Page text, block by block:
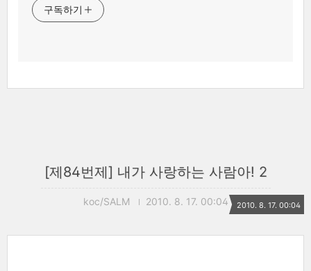
구독하기
[제84번제] 내가 사랑하는 사람아! 2
koc/SALM 2010. 8. 17. 00:04 2010. 8. 17. 00:04